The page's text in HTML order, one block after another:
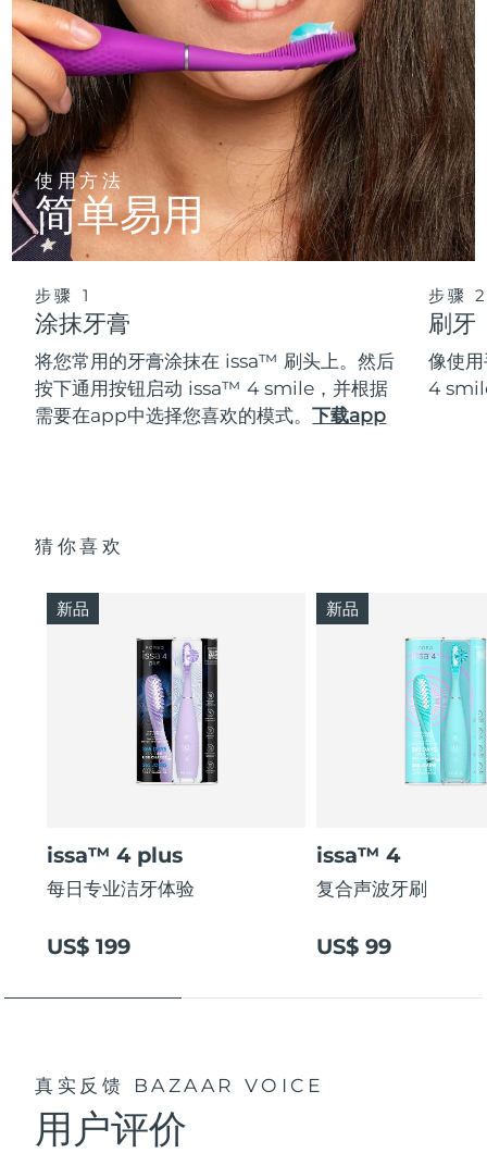
使用方法
简单易用
步骤 1
涂抹牙膏
将您常用的牙膏涂抹在 issa™ 刷头上。然后
按下通用按钮启动 issa™ 4 smile，并根据
需要在app中选择您喜欢的模式。下载app
步骤
刷牙
像使
4
猜你喜欢
issa™ 4 plus
每日专业洁牙体验
US$ 199
新品
issa™ 4
复合声波牙刷
US$ 99
新品
真实反馈 BAZAAR VOICE
用户评价